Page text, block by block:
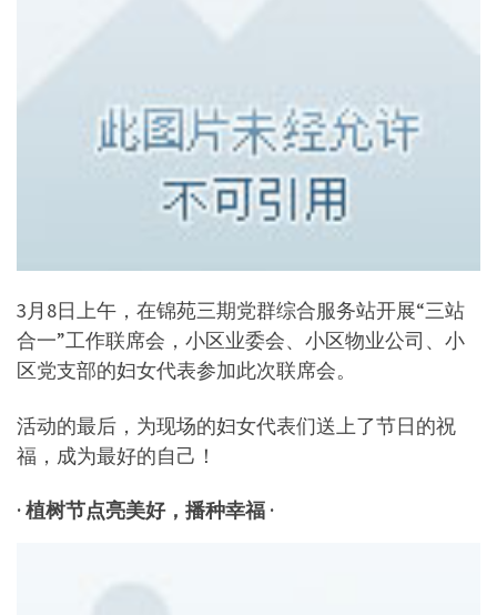
3月8日上午，在锦苑三期党群综合服务站开展“三站
合一”工作联席会，小区业委会、小区物业公司、小
区党支部的妇女代表参加此次联席会。
活动的最后，为现场的妇女代表们送上了节日的祝
福，成为最好的自己！
· 植树节点亮美好，播种幸福 ·